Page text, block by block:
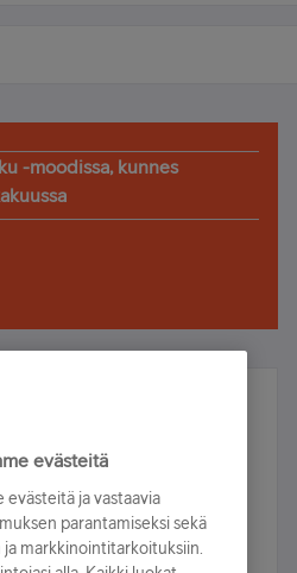
-moodissa, kunnes
ja voita!
mukana arvonnassa.
evästeitä
evästeitä ja vastaavia
parantamiseksi sekä
markkinointitarkoituksiin.